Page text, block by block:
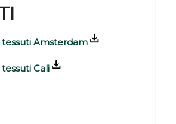
Amsterdam
Cali